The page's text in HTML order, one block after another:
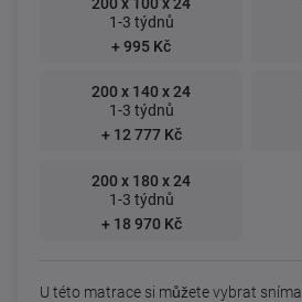
1-3 týdnů
+ 995 Kč
200 x 140 x 24
1-3 týdnů
+ 12 777 Kč
200 x 180 x 24
1-3 týdnů
+ 18 970 Kč
U této matrace si můžete vybrat